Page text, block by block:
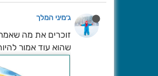
ג׳מיני המלך
זוכרים את מה
שהוא עוד אמור